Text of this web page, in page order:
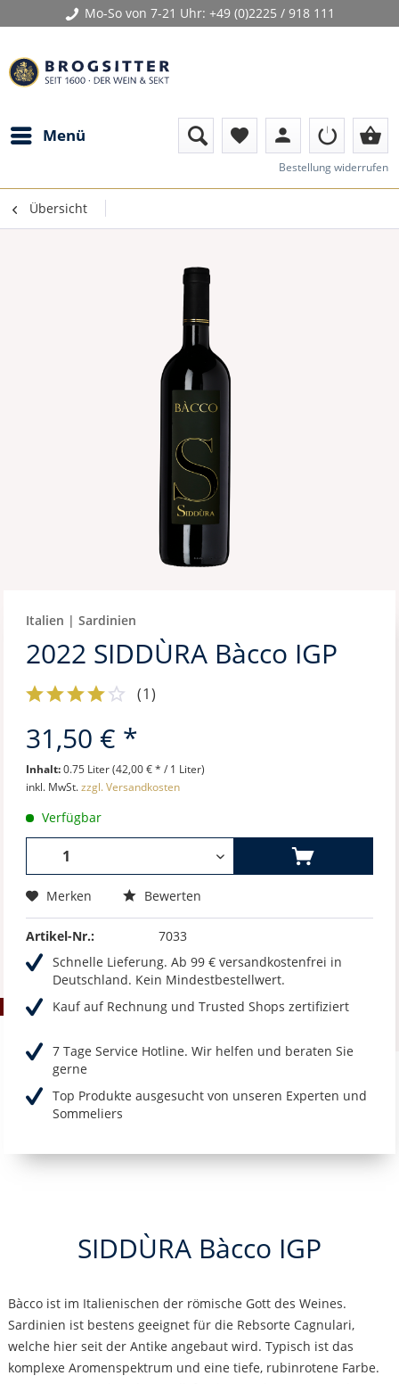
Mo-So von 7-21 Uhr: +49 (0)2225 / 918 111
Menü favorite person shopping_basket
Bestellung widerrufen
Übersicht
Italien | Sardinien
2022 SIDDÙRA Bàcco IGP
(1)
31,50 € *
Inhalt:0.75 Liter (42,00 € * / 1 Liter)
inkl. MwSt.zzgl. Versandkosten
Verfügbar
Merken Bewerten
Artikel-Nr.:
7033
Schnelle Lieferung. Ab 99 € versandkostenfrei in
Deutschland. Kein Mindestbestellwert.
Kauf auf Rechnung und Trusted Shops zertifiziert
7 Tage Service Hotline. Wir helfen und beraten Sie
gerne
Top Produkte ausgesucht von unseren Experten und
Sommeliers
SIDDÙRA Bàcco IGP
Bàcco ist im Italienischen der römische Gott des Weines.
Sardinien ist bestens geeignet für die Rebsorte Cagnulari,
welche hier seit der Antike angebaut wird. Typisch ist das
komplexe Aromenspektrum und eine tiefe, rubinrotene Farbe.